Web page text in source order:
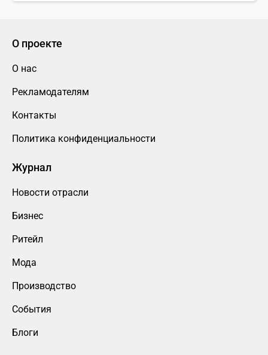
О проекте
О нас
Рекламодателям
Контакты
Политика конфиденциальности
Журнал
Новости отрасли
Бизнес
Ритейл
Мода
Производство
События
Блоги